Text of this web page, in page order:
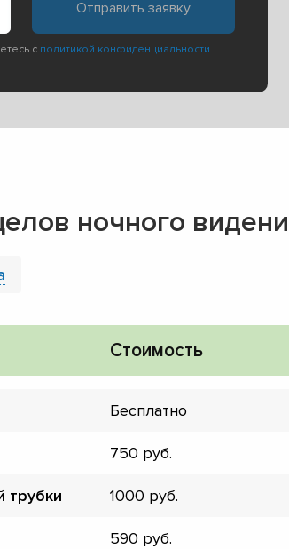
с политикой конфиденциальности
ночного
Стоимость
Бесплатно
750
трубки 1000
590